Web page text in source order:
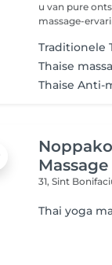
u van pure
massage-
Traditionele
Thaise
Thaise Anti-
Massage
31, Sint
Thai yoga